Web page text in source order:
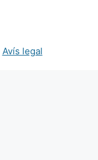
Avís legal